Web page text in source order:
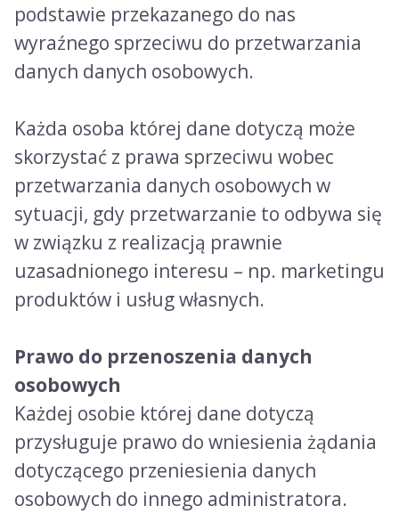
podstawie przekazanego do nas
wyraźnego sprzeciwu do przetwarzania
danych danych osobowych.
Każda osoba której dane dotyczą może
skorzystać z prawa sprzeciwu wobec
przetwarzania danych osobowych w
sytuacji, gdy przetwarzanie to odbywa się
w związku z realizacją prawnie
uzasadnionego interesu – np. marketingu
produktów i usług własnych.
Prawo do przenoszenia danych
osobowych
Każdej osobie której dane dotyczą
przysługuje prawo do wniesienia żądania
dotyczącego przeniesienia danych
osobowych do innego administratora.